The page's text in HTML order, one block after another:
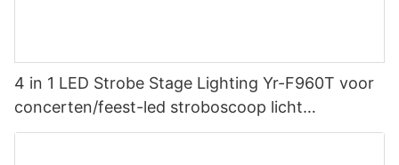
4 in 1 LED Strobe Stage Lighting Yr-F960T voor
concerten/feest-led stroboscoop licht
fabrikanten